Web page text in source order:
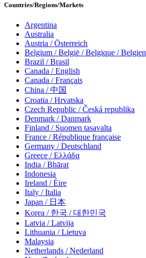
Countries/Regions/Markets
Argentina
Australia
Austria / Österreich
Belgium / België / Belgique / Belgien
Brazil / Brasil
Canada / English
Canada / Français
China / 中国
Croatia / Hrvatska
Czech Republic / Česká republika
Denmark / Danmark
Finland / Suomen tasavalta
France / République française
Germany / Deutschland
Greece / Ελλάδα
India / Bhārat
Indonesia
Ireland / Éire
Italy / Italia
Japan / 日本
Korea / 한국 / 대한민국
Latvia / Latvija
Lithuania / Lietuva
Malaysia
Netherlands / Nederland